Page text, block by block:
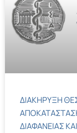
ΔΙΑΚΗΡΥΞΗ
ΔΙΑΦΑΝΕΙΑΣ